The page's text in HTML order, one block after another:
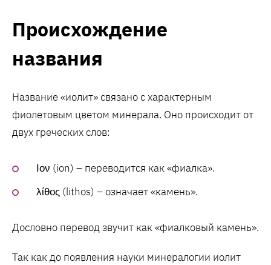
Происхождение
названия
Название «иолит» связано с характерным
фиолетовым цветом минерала. Оно происходит от
двух греческих слов:
Ιον (ion) – переводится как «фиалка».
λίθος (lithos) – означает «камень».
Дословно перевод звучит как «фиалковый камень».
Так как до появления науки минералогии иолит